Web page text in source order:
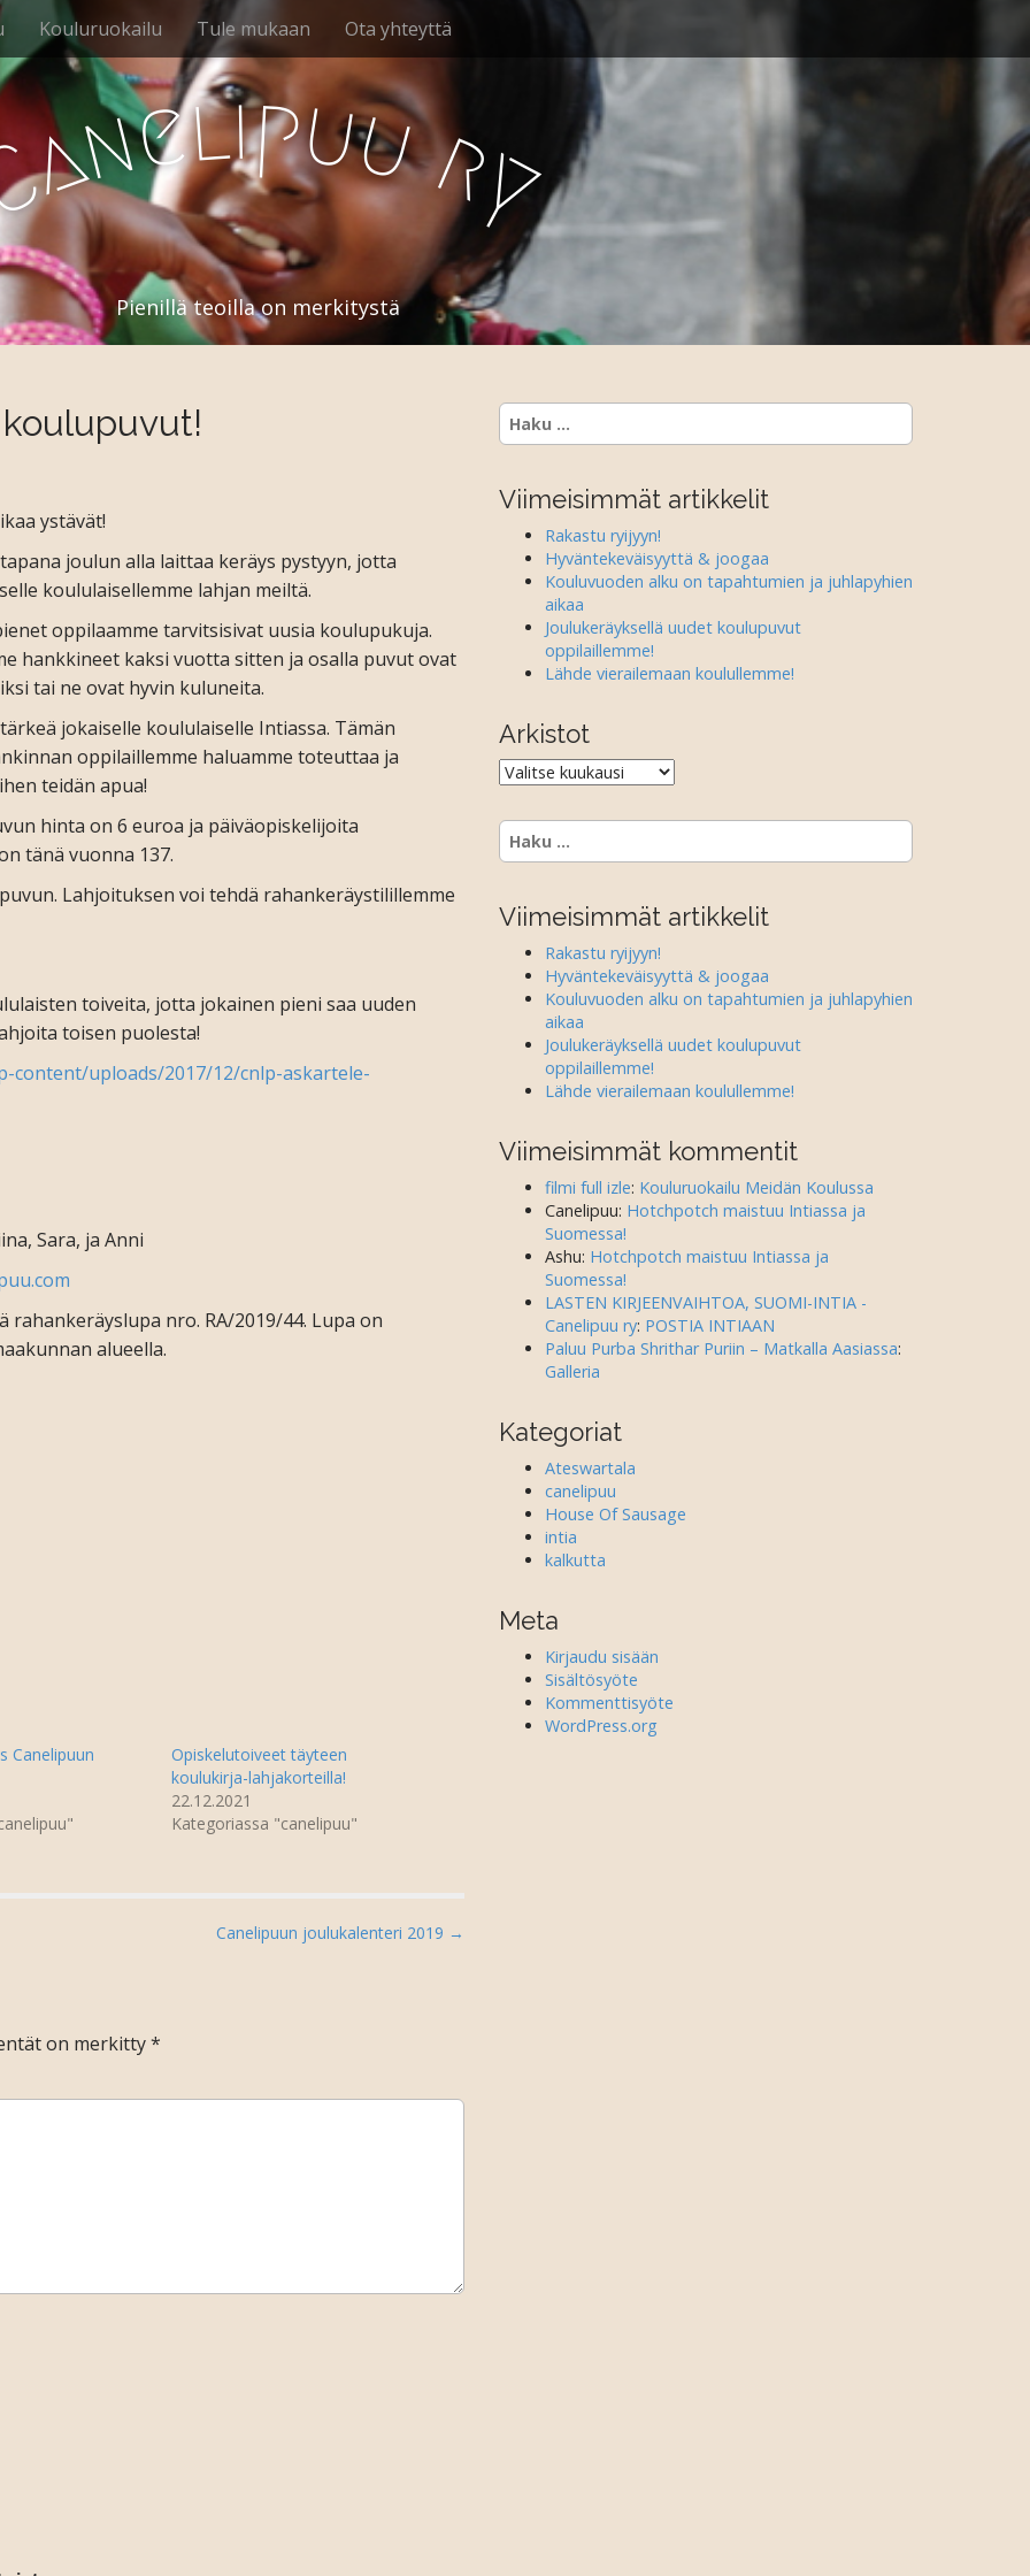
Kouluruokailu Tule mukaan Ota yhteyttä
anelipuury
Pienillä teoilla on merkitystä
ystävät!
joulun alla laittaa keräys pystyyn, jotta
koululaisellemme lahjan meiltä.
oppilaamme tarvitsisivat uusia koulupukuja.
hankkineet kaksi vuotta sitten ja osalla puvut ovat
tai ne ovat hyvin kuluneita.
jokaiselle koululaiselle Intiassa. Tämän
oppilaillemme haluamme toteuttaa ja
teidän apua!
hinta on 6 euroa ja päiväopiskelijoita
tänä vuonna 137.
Lahjoituksen voi tehdä rahankeräystilillemme
toiveita, jotta jokainen pieni saa uuden
toisen puolesta!
content/uploads/2017/12/cnlp-askartele-
Sara, ja Anni
nro. RA/2019/44. Lupa on
alueella.
Canelipuun
Opiskelutoiveet täyteen
koulukirja-lahjakorteilla!
22.12.2021
Kategoriassa "canelipuu"
Canelipuun joulukalenteri 2019 →
on merkitty*
Haku:
Viimeisimmät artikkelit
Rakastu ryijyyn!
Hyväntekeväisyyttä & joogaa
Kouluvuoden alku on tapahtumien ja juhlapyhien
aikaa
Joulukeräyksellä uudet koulupuvut
oppilaillemme!
Lähde vierailemaan koulullemme!
Arkistot
Arkistot
Haku:
Viimeisimmät artikkelit
Rakastu ryijyyn!
Hyväntekeväisyyttä & joogaa
Kouluvuoden alku on tapahtumien ja juhlapyhien
aikaa
Joulukeräyksellä uudet koulupuvut
oppilaillemme!
Lähde vierailemaan koulullemme!
Viimeisimmät kommentit
filmi full izle: Kouluruokailu Meidän Koulussa
Canelipuu: Hotchpotch maistuu Intiassa ja
Suomessa!
Ashu: Hotchpotch maistuu Intiassa ja
Suomessa!
LASTEN KIRJEENVAIHTOA, SUOMI-INTIA -
Canelipuu ry: POSTIA INTIAAN
Paluu Purba Shrithar Puriin – Matkalla Aasiassa:
Galleria
Kategoriat
Ateswartala
canelipuu
House Of Sausage
intia
kalkutta
Meta
Kirjaudu sisään
Sisältösyöte
Kommenttisyöte
WordPress.org